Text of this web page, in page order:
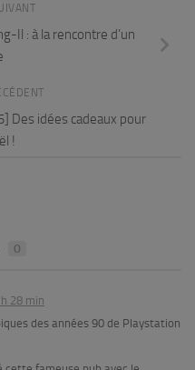
Il : à la rencontre d’un
Des idées cadeaux pour
!
0
28 min
des années 90 de Playstation